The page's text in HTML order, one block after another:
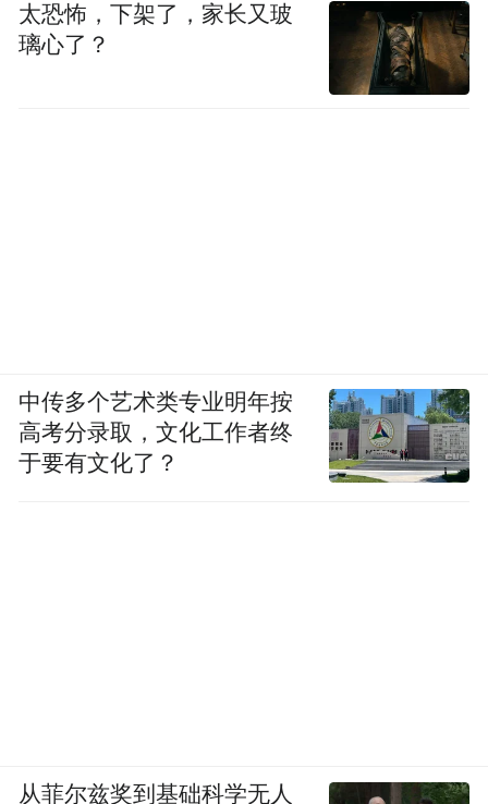
太恐怖，下架了，家长又玻
璃心了？
中传多个艺术类专业明年按
高考分录取，文化工作者终
于要有文化了？
从菲尔兹奖到基础科学无人